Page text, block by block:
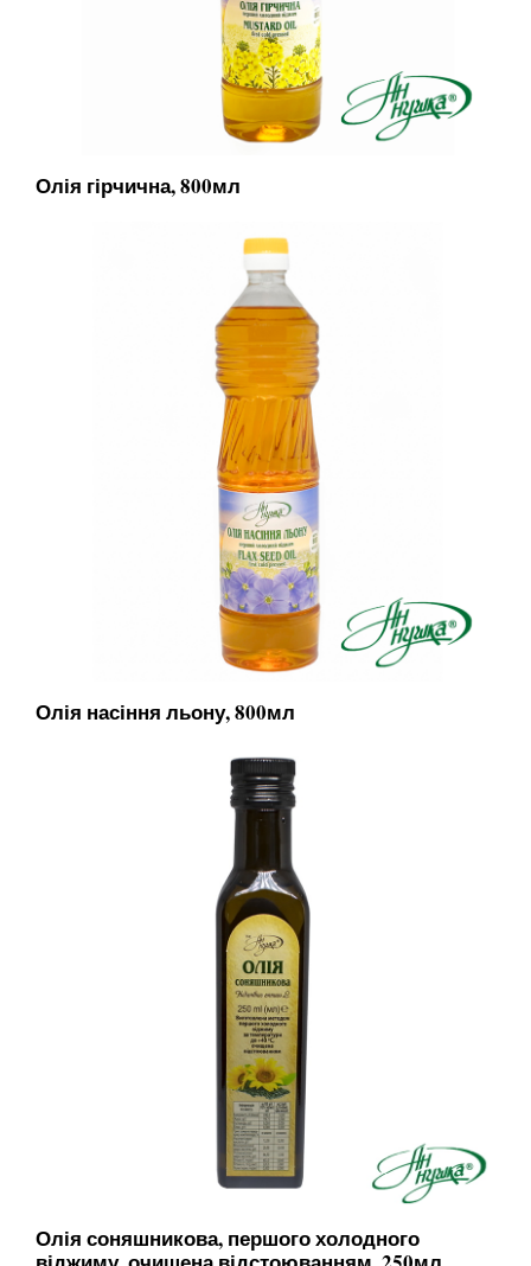
Олія гірчична, 800мл
Олія насіння льону, 800мл
Олія соняшникова, першого холодного